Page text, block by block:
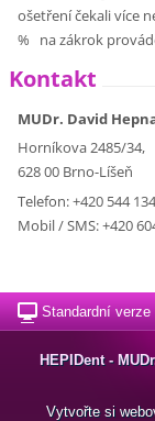
ošetření čekali více
% na zákrok
Kontakt
MUDr. David
Horníkova 2485/34,
628 00 Brno-Líšeň
Telefon: +420 544
Mobil / SMS: +420
Standardní verze
HEPIDent -
Vytvořte si